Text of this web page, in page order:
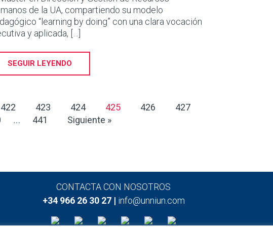
de la UA, compartiendo su modelo
“learning by doing” con una clara vocación
y aplicada, […]
SEGUIR LEYENDO
422 423 424 425 426
427
… 441 Siguiente »
CONTACTA CON NOSOTROS
+34 966 26 30 27 | info@unniun.com